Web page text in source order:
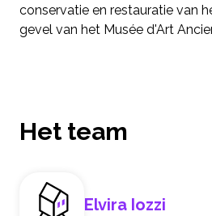
conservatie en restauratie van
gevel van het Musée d'Art
Het team
Elvira Iozzi